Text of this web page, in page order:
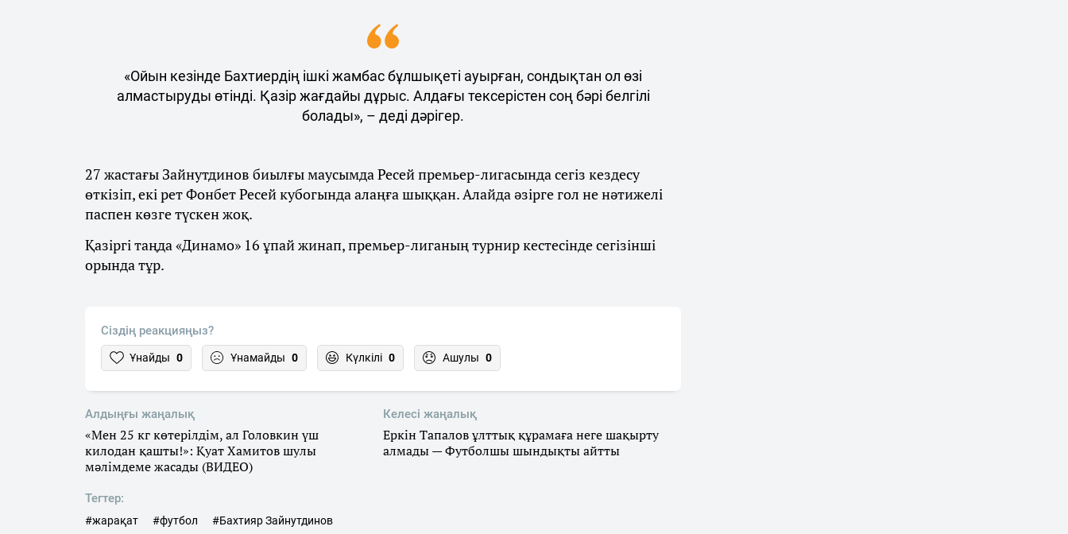
«Ойын кезінде Бахтиердің ішкі жамбас бұлшықеті ауырған, сондықтан ол өзі
алмастыруды өтінді. Қазір жағдайы дұрыс. Алдағы тексерістен соң бәрі белгілі
болады», – деді дәрігер.
27 жастағы Зайнутдинов биылғы маусымда Ресей премьер-лигасында сегіз кездесу
өткізіп, екі рет Фонбет Ресей кубогында алаңға шыққан. Алайда әзірге гол не нәтижелі
паспен көзге түскен жоқ.
Қазіргі таңда «Динамо» 16 ұпай жинап, премьер-лиганың турнир кестесінде сегізінші
орында тұр.
Сіздің реакцияңыз?
Ұнайды 0 Ұнамайды 0 Күлкілі 0 Ашулы 0
Алдыңғы жаңалық
«Мен 25 кг көтерілдім, ал Головкин үш
килодан қашты!»: Қуат Хамитов шулы
мәлімдеме жасады (ВИДЕО)
Келесі жаңалық
Еркін Тапалов ұлттық құрамаға неге шақырту
алмады — Футболшы шындықты айтты
Тегтер:
#жарақат #футбол #Бахтияр Зайнутдинов